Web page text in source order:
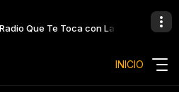
Que Te Toca con La Que Romántica
Choperena - El Vuelo del Poeta
INICIO